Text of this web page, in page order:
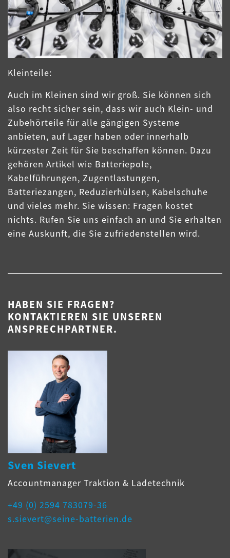
Kleinteile:
Auch im Kleinen sind wir groß. Sie können sich
also recht sicher sein, dass wir auch Klein- und
Zubehörteile für alle gängigen Systeme
anbieten, auf Lager haben oder innerhalb
kürzester Zeit für Sie beschaffen können. Dazu
gehören Artikel wie Batteriepole,
Kabelführungen, Zugentlastungen,
Batteriezangen, Reduzierhülsen, Kabelschuhe
und vieles mehr. Sie wissen: Fragen kostet
nichts. Rufen Sie uns einfach an und Sie erhalten
eine Auskunft, die Sie zufriedenstellen wird.
HABEN SIE FRAGEN?
KONTAKTIEREN SIE UNSEREN
ANSPRECHPARTNER.
Sven Sievert
Accountmanager Traktion & Ladetechnik
+49 (0) 2594 783079-36
s.sievert@seine-batterien.de